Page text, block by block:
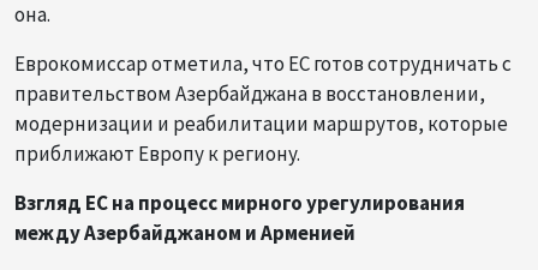
она.
Еврокомиссар отметила, что ЕС готов сотрудничать с
правительством Азербайджана в восстановлении,
модернизации и реабилитации маршрутов, которые
приближают Европу к региону.
Взгляд ЕС на процесс мирного урегулирования
между Азербайджаном и Арменией